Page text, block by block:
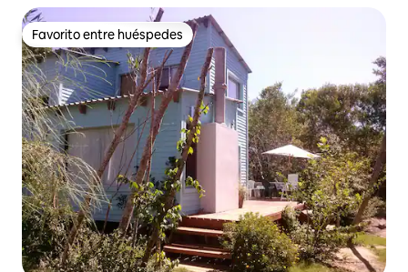
Favorito entre huéspedes
Favorito entre huéspedes